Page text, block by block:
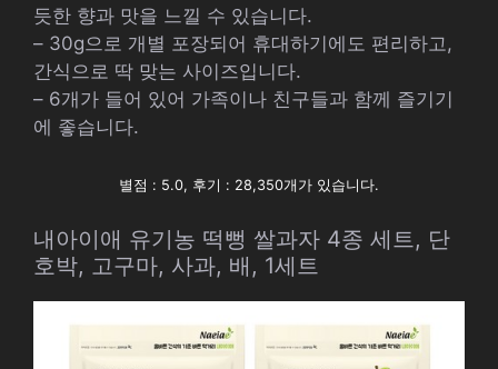
듯한 향과 맛을 느낄 수 있습니다.
– 30g으로 개별 포장되어 휴대하기에도 편리하고,
간식으로 딱 맞는 사이즈입니다.
– 6개가 들어 있어 가족이나 친구들과 함께 즐기기
에 좋습니다.
별점 : 5.0, 후기 : 28,350개가 있습니다.
내아이애 유기농 떡뻥 쌀과자 4종 세트, 단
호박, 고구마, 사과, 배, 1세트